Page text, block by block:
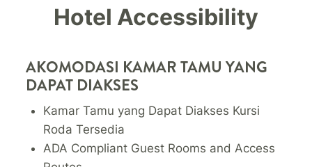
Hotel Accessibility
AKOMODASI KAMAR TAMU YANG
DAPAT DIAKSES
Kamar Tamu yang Dapat Diakses Kursi
Roda Tersedia
ADA Compliant Guest Rooms and Access